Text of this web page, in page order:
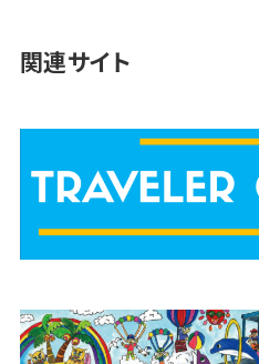
関連サイト